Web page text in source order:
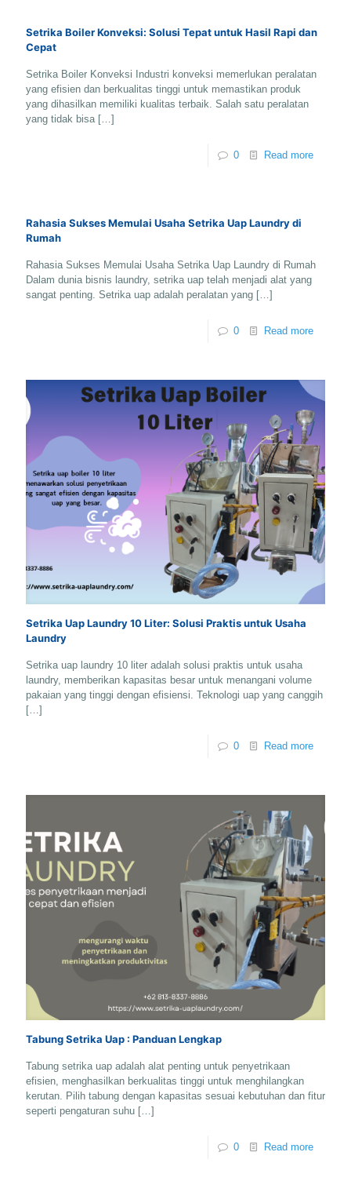
Setrika Boiler Konveksi: Solusi Tepat untuk Hasil Rapi dan
Cepat
Setrika Boiler Konveksi Industri konveksi memerlukan peralatan
yang efisien dan berkualitas tinggi untuk memastikan produk
yang dihasilkan memiliki kualitas terbaik. Salah satu peralatan
yang tidak bisa […]
0 Read more
Rahasia Sukses Memulai Usaha Setrika Uap Laundry di
Rumah
Rahasia Sukses Memulai Usaha Setrika Uap Laundry di Rumah
Dalam dunia bisnis laundry, setrika uap telah menjadi alat yang
sangat penting. Setrika uap adalah peralatan yang […]
0 Read more
Setrika Uap Laundry 10 Liter: Solusi Praktis untuk Usaha
Laundry
Setrika uap laundry 10 liter adalah solusi praktis untuk usaha
laundry, memberikan kapasitas besar untuk menangani volume
pakaian yang tinggi dengan efisiensi. Teknologi uap yang canggih
[…]
0 Read more
Tabung Setrika Uap : Panduan Lengkap
Tabung setrika uap adalah alat penting untuk penyetrikaan
efisien, menghasilkan berkualitas tinggi untuk menghilangkan
kerutan. Pilih tabung dengan kapasitas sesuai kebutuhan dan fitur
seperti pengaturan suhu […]
0 Read more